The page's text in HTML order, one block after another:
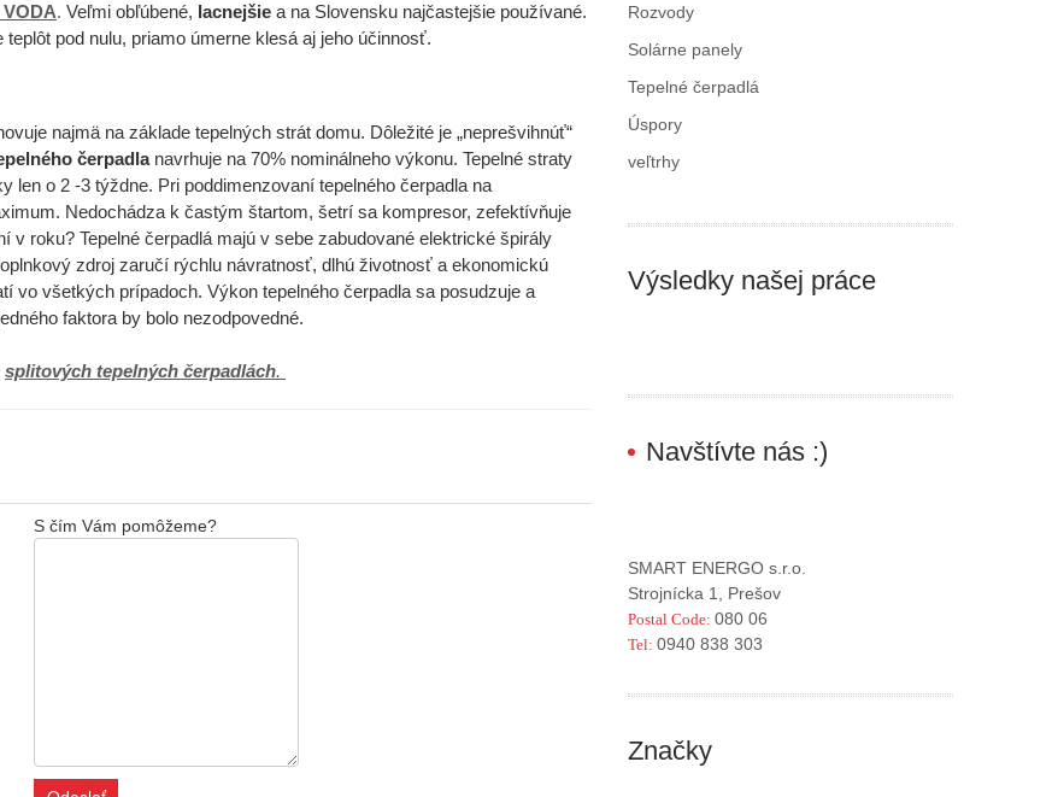
. Veľmi obľúbené, lacnejšie a na Slovensku najčastejšie používané.
pod nulu, priamo úmerne klesá aj jeho účinnosť.
najmä na základe tepelných strát domu. Dôležité je „neprešvihnúť“
čerpadlanavrhuje na 70% nominálneho výkonu. Tepelné straty
len o 2 -3 týždne. Pri poddimenzovaní tepelného čerpadla na
Nedochádza k častým štartom, šetrí sa kompresor, zefektívňuje
roku? Tepelné čerpadlá majú v sebe zabudované elektrické špirály
zdroj zaručí rýchlu návratnosť, dlhú životnosť a ekonomickú
vo všetkých prípadoch. Výkon tepelného čerpadla sa posudzuje a
faktora by bolo nezodpovedné.
splitových tepelných čerpadlách.
S čím Vám pomôžeme?
Rozvody
Solárne panely
Tepelné čerpadlá
Úspory
veľtrhy
Výsledky našej práce
Navštívte nás :)
SMART ENERGO s.r.o.
Strojnícka 1, Prešov
Postal Code: 080 06
Tel: 0940 838 303
Značky